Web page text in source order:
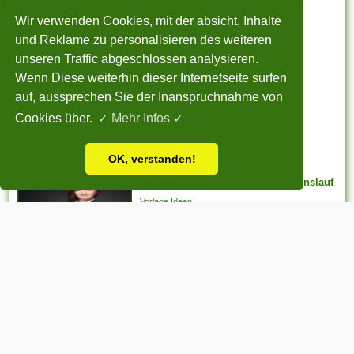
Wir verwenden Cookies, mit der absicht, Inhalte
und Reklame zu personalisieren des weiteren
unseren Traffic abgeschlossen analysieren.
Wenn Diese weiterhin dieser Internetseite surfen
auf, aussprechen Sie der Inanspruchnahme von
Cookies über. ✓ Mehr Infos ✓
OK, verstanden!
aussteht, bei weitem nicht
weiter arbeiten
möglicherweise. Er kann...
Wunderschönen Bewerbung Als
Buchhalterin Vorlage
Vorlage Ideen
Wunderbar Bewerbungsfoto Lebenslauf
Vorlage Ideen